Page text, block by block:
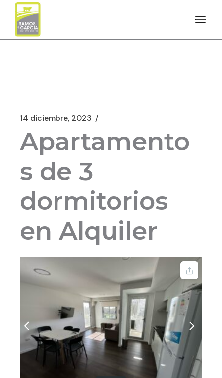
14 diciembre, 2023
Apartamento
s de 3
dormitorios
en Alquiler